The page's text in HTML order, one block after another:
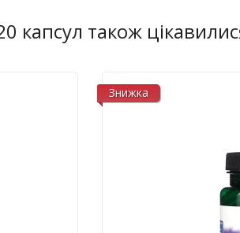
капсул також
Знижка